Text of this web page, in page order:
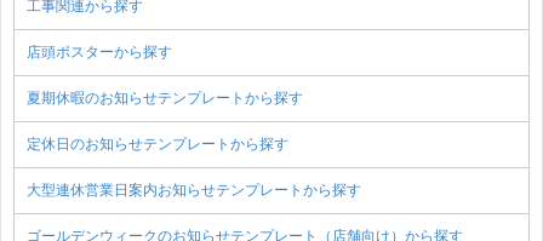
工事関連から探す
店頭ポスターから探す
夏期休暇のお知らせテンプレートから探す
定休日のお知らせテンプレートから探す
大型連休営業日案内お知らせテンプレートから探す
ゴールデンウィークのお知らせテンプレート（店舗向け）から探す